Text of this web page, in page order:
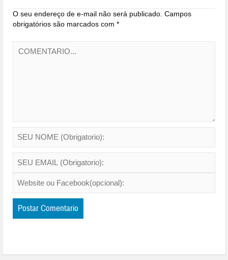
O seu endereço de e-mail não será publicado. Campos
obrigatórios são marcados com*